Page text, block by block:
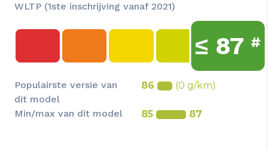
WLTP (1ste inschrijving vanaf 2021)
≤ 87 #
Populairste versie van
dit model
86 (0 g/km)
Min/max van dit model 85 87